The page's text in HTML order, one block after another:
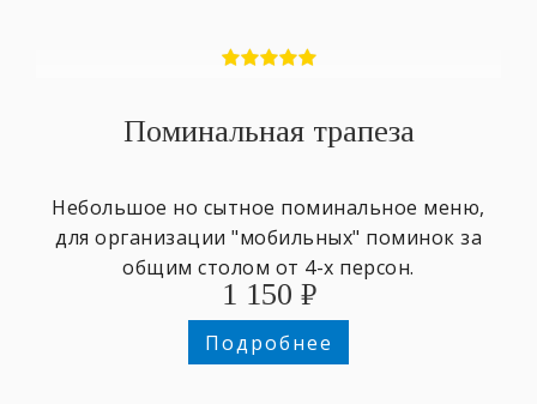
Поминальная трапеза
Небольшое но сытное поминальное меню,
для организации "мобильных" поминок за
общим столом от 4-х персон.
1 150 ₽
Подробнее